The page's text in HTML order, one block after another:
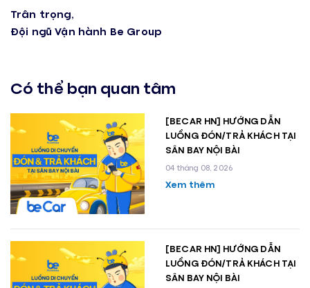
Trân trọng,
Đội ngũ Vận hành Be Group
Có thể bạn quan tâm
[BECAR HN] HƯỚNG DẪN
LUỒNG ĐÓN/TRẢ KHÁCH TẠI
SÂN BAY NỘI BÀI
04 tháng 08, 2026
Xem thêm
[BECAR HN] HƯỚNG DẪN
LUỒNG ĐÓN/TRẢ KHÁCH TẠI
SÂN BAY NỘI BÀI